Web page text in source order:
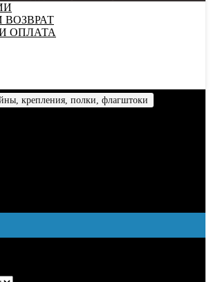
ВОЗВРАТ
ОПЛАТА
крепления, полки, флагштоки